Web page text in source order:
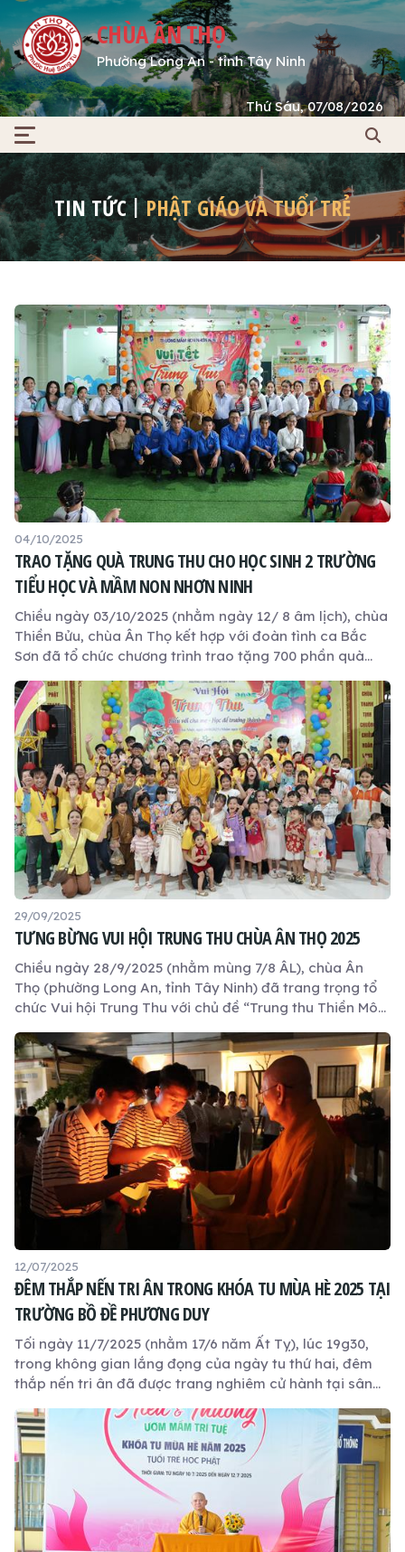
CHÙA ÂN THỌ
Phường Long An - tỉnh Tây Ninh
Thứ Sáu, 07/08/2026
TIN TỨC PHẬT GIÁO VÀ TUỔI TRẺ
04/10/2025
TRAO TẶNG QUÀ TRUNG THU CHO HỌC SINH 2 TRƯỜNG
TIỂU HỌC VÀ MẦM NON NHƠN NINH
Chiều ngày 03/10/2025 (nhằm ngày 12/ 8 âm lịch), chùa
Thiền Bửu, chùa Ân Thọ kết hợp với đoàn tình ca Bắc
Sơn đã tổ chức chương trình trao tặng 700 phần quà
Ninh và Trường Mầm non Nhơn Ninh, xã Nhơn Ninh, tỉnh
Tây Ninh.
29/09/2025
TƯNG BỪNG VUI HỘI TRUNG THU CHÙA ÂN THỌ 2025
Chiều ngày 28/9/2025 (nhằm mùng 7/8 ÂL), chùa Ân
Thọ (phường Long An, tỉnh Tây Ninh) đã trang trọng tổ
chức Vui hội Trung Thu với chủ đề “Trung thu Thiền Môn:
nhỏ cùng phụ huynh nô nức tham dự, hòa mình vào
không khí rộn ràng, ấm áp với nhiều hoạt động văn
nghệ, trò chơi và ẩm thực.
12/07/2025
ĐÊM THẮP NẾN TRI ÂN TRONG KHÓA TU MÙA HÈ 2025 TẠI
TRƯỜNG BỒ ĐỀ PHƯƠNG DUY
Tối ngày 11/7/2025 (nhằm 17/6 năm Ất Tỵ), lúc 19g30,
trong không gian lắng đọng của ngày tu thứ hai, đêm
thắp nến tri ân đã được trang nghiêm cử hành tại sân
toạ Thích Quảng Tâm – Uỷ viên Hội đồng Trị sự
GHPGVN, Tân Trưởng ban Trị sự GHPGVN tỉnh Tây Ninh,
Chủ tịch Hội đồng Quản trị Trường Bồ Đề Phương Duy,
Trụ trì chùa Long Thạnh, Đại đức Thích Lệ Ngôn – Phó
Trưởng ban Trị sự kiêm Trưởng ban Hoằng pháp
GHPGVN tỉnh Tây Ninh, Trưởng phòng Đào tạo Học viện
Phật giáo Việt Nam tại TP.HCM, Sư cô Trung Hiếu, Ban tổ